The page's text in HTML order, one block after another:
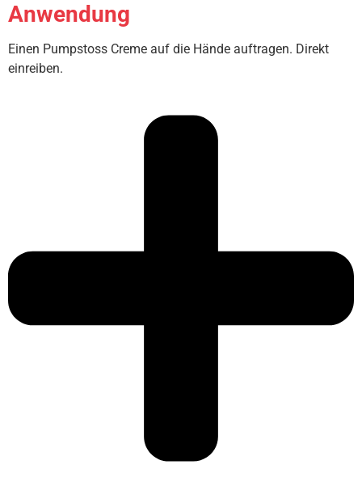
Anwendung
Einen Pumpstoss Creme auf die Hände auftragen. Direkt
einreiben.